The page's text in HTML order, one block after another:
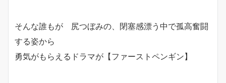
そんな誰もが 尻つぼみの、閉塞感漂う中で孤高奮闘
する姿から
勇気がもらえるドラマが【ファーストペンギン】